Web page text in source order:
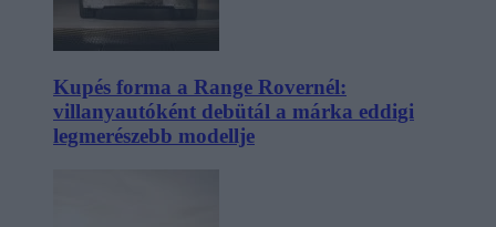
Kupés forma a Range Rovernél:
villanyautóként debütál a márka eddigi
legmerészebb modellje